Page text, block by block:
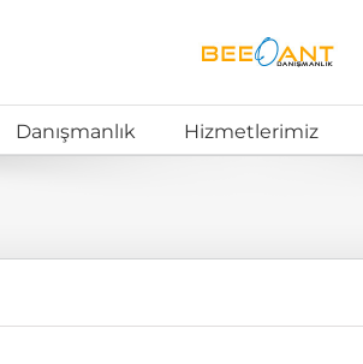
Danışmanlık Hizmetlerimiz